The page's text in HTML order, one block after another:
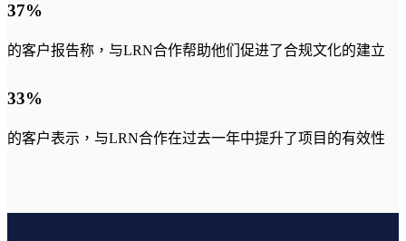
37%
的客户报告称，与LRN合作帮助他们促进了合规文化的建立
33%
的客户表示，与LRN合作在过去一年中提升了项目的有效性